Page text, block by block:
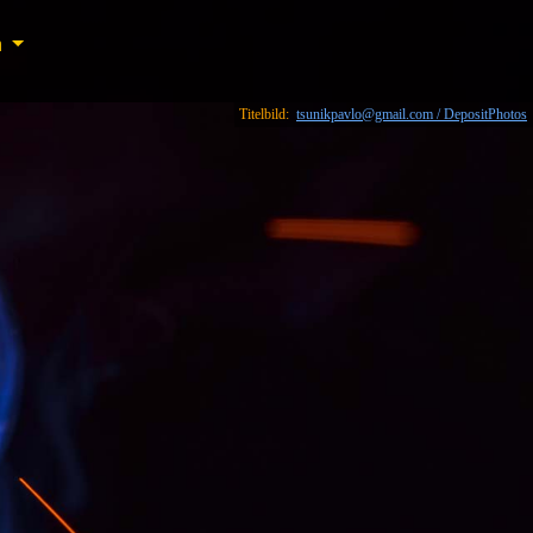
Titelbild: tsunikpavlo@gmail.com / DepositPhotos